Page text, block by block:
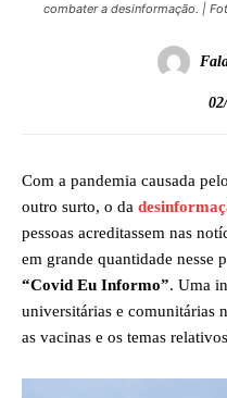
combater a desinformação. |
Com a pandemia causada
outro surto, o da
pessoas acreditassem nas
em grande quantidade nesse
“Covid Eu Informo”. Uma
universitárias e comunitárias
as vacinas e os temas